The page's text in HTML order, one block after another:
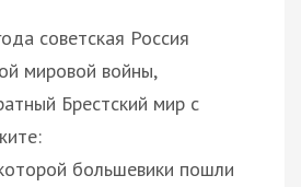
советская Россия
мировой войны,
Брестский мир с
большевики пошли